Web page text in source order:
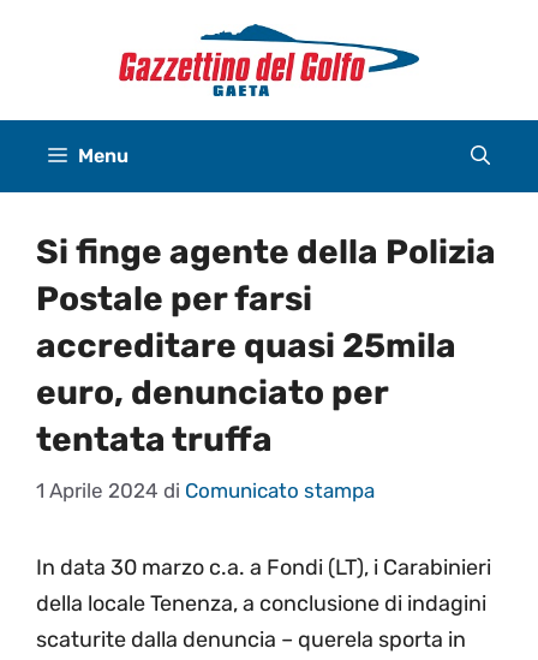
Menu
Si finge agente della Polizia
Postale per farsi
accreditare quasi 25mila
euro, denunciato per
tentata truffa
1 Aprile 2024 di Comunicato stampa
In data 30 marzo c.a. a Fondi (LT), i Carabinieri
della locale Tenenza, a conclusione di indagini
scaturite dalla denuncia – querela sporta in